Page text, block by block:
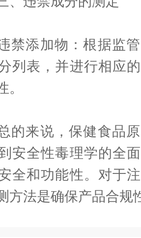
添加物：根据监管
列表，并进行相应
。
来说，保健食品原
安全性毒理学的全
全和功能性。对于
方法是确保产品合规